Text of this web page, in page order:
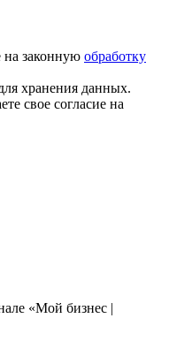
на законную обработку
хранения данных.
свое согласие на
«Мой бизнес |